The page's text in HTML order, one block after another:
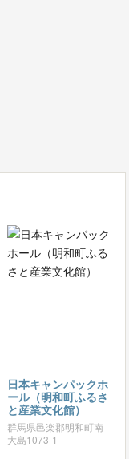
日本キャンパックホ
ール（明和町ふるさ
と産業文化館）
群馬県邑楽郡明和町南
大島1073-1